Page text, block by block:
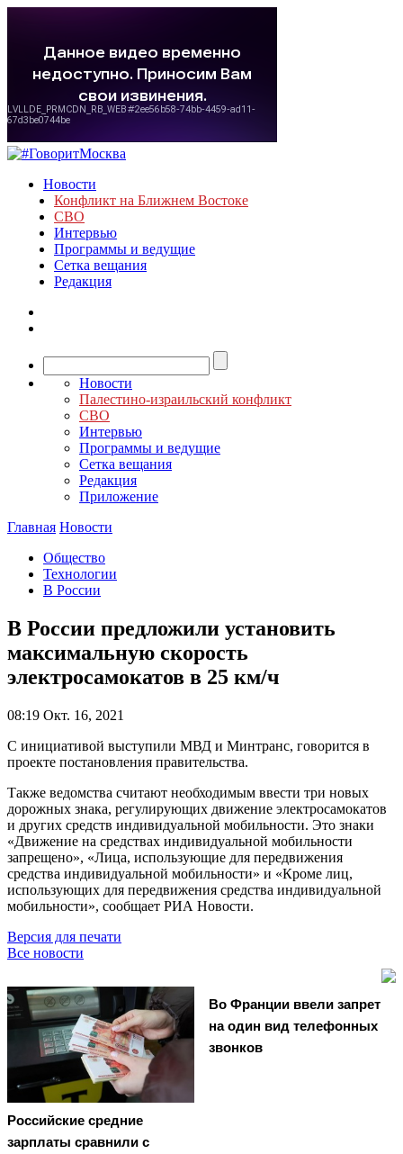
Новости
Конфликт на Ближнем Востоке
СВО
Интервью
Программы и ведущие
Сетка вещания
Редакция
Новости
Палестино-израильский конфликт
СВО
Интервью
Программы и ведущие
Сетка вещания
Редакция
Приложение
Главная Новости
Общество
Технологии
В России
В России предложили установить
максимальную скорость
электросамокатов в 25 км/ч
08:19 Окт. 16, 2021
С инициативой выступили МВД и Минтранс, говорится в
проекте постановления правительства.
Также ведомства считают необходимым ввести три новых
дорожных знака, регулирующих движение электросамокатов
и других средств индивидуальной мобильности. Это знаки
«Движение на средствах индивидуальной мобильности
запрещено», «Лица, использующие для передвижения
средства индивидуальной мобильности» и «Кроме лиц,
использующих для передвижения средства индивидуальной
мобильности», сообщает РИА Новости.
Версия для печати
Все новости
Российские средние
зарплаты сравнили с
Во Франции ввели запрет
на один вид телефонных
звонков